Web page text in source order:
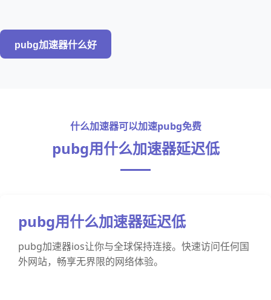
pubg加速器什么好
什么加速器可以加速pubg免费
pubg用什么加速器延迟低
pubg用什么加速器延迟低
pubg加速器ios让你与全球保持连接。快速访问任何国
外网站，畅享无界限的网络体验。